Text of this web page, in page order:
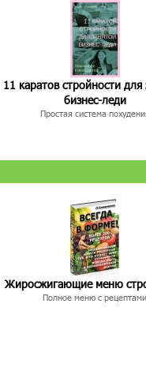
11 каратов стройности для
бизнес-леди
Простая система
Жиросжигающие меню
Полное меню с рецептами